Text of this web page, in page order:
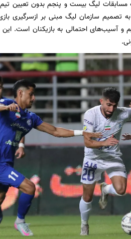
که مسابقات لیگ بیست و پنجم بدون تعیین
در واکنش به تصمیم سازمان لیگ مبنی بر
و آسیب‌های احتمالی به بازیکنان است.